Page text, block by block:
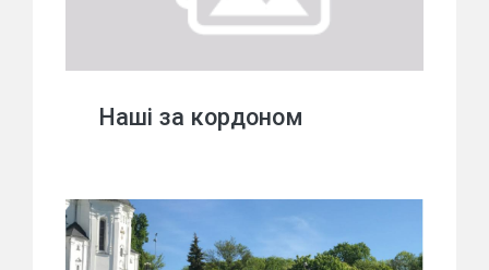
Наші за кордоном